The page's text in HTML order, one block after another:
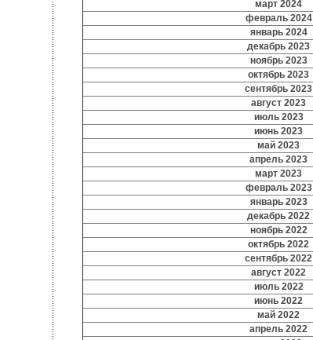
март 2024
февраль 2024
январь 2024
декабрь 2023
ноябрь 2023
октябрь 2023
сентябрь 2023
август 2023
июль 2023
июнь 2023
май 2023
апрель 2023
март 2023
февраль 2023
январь 2023
декабрь 2022
ноябрь 2022
октябрь 2022
сентябрь 2022
август 2022
июль 2022
июнь 2022
май 2022
апрель 2022